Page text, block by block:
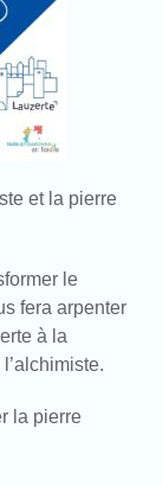
et la pierre
le
fera arpenter
à la
la pierre